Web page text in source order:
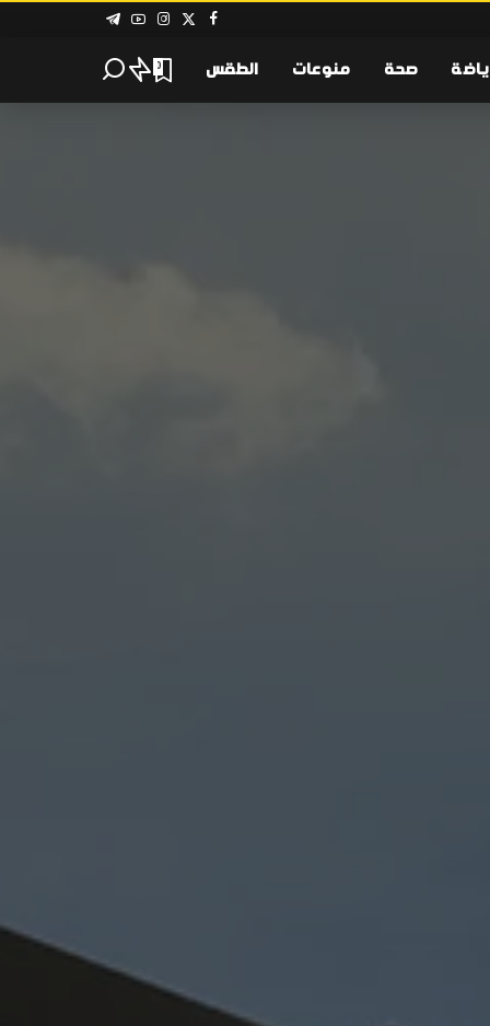
صحة منوعات الطقس 0